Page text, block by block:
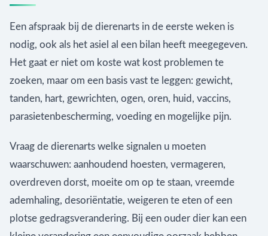
Een afspraak bij de dierenarts in de eerste weken is
nodig, ook als het asiel al een bilan heeft meegegeven.
Het gaat er niet om koste wat kost problemen te
zoeken, maar om een basis vast te leggen: gewicht,
tanden, hart, gewrichten, ogen, oren, huid, vaccins,
parasietenbescherming, voeding en mogelijke pijn.
Vraag de dierenarts welke signalen u moeten
waarschuwen: aanhoudend hoesten, vermageren,
overdreven dorst, moeite om op te staan, vreemde
ademhaling, desoriëntatie, weigeren te eten of een
plotse gedragsverandering. Bij een ouder dier kan een